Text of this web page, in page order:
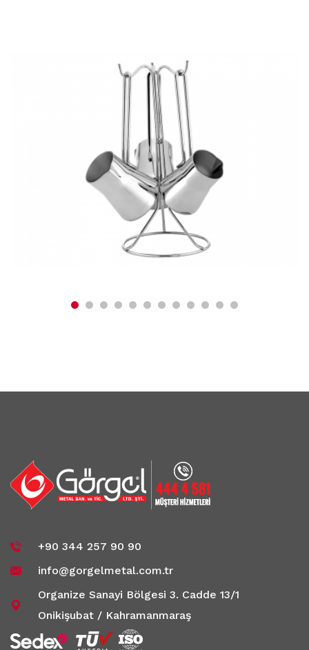
+90 344 257 90 90
info@gorgelmetal.com.tr
Organize Sanayi Bölgesi 3. Cadde 13/1
Onikişubat / Kahramanmaraş